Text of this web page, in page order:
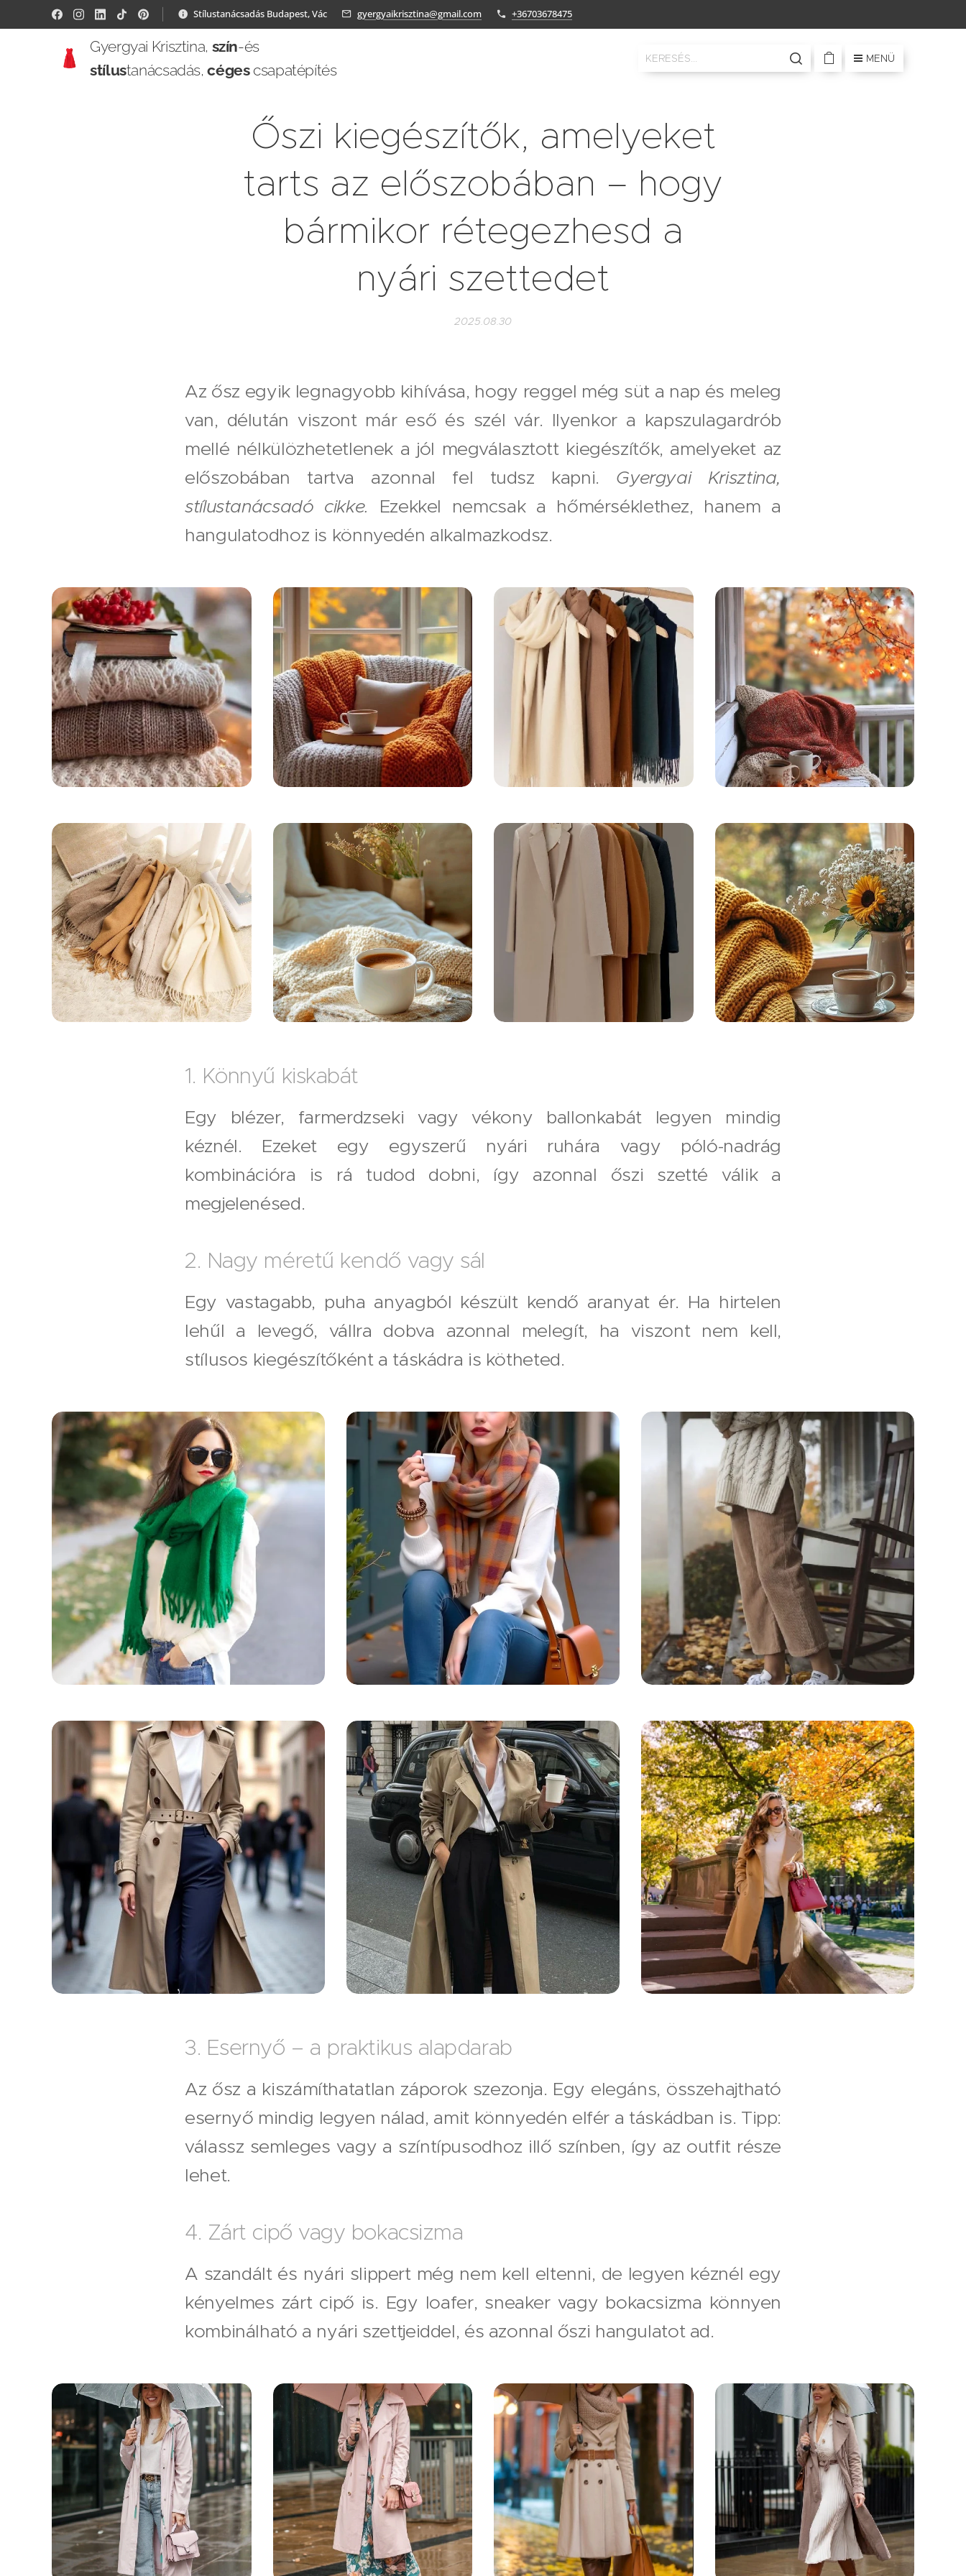
Stílustanácsadás Budapest, Vác gyergyaikrisztina@gmail.com +36703678475
Gyergyai Krisztina, szín-és
stílustanácsadás,cégescsapatépítés
MENÜ
Őszi kiegészítők, amelyeket
tarts az előszobában – hogy
bármikor rétegezhesd a
nyári szettedet
2025.08.30
Az ősz egyik legnagyobb kihívása, hogy reggel még süt a nap és meleg
van, délután viszont már eső és szél vár. Ilyenkor a kapszulagardrób
mellé nélkülözhetetlenek a jól megválasztott kiegészítők, amelyeket az
előszobában tartva azonnal fel tudsz kapni. Gyergyai Krisztina,
stílustanácsadó cikke. Ezekkel nemcsak a hőmérséklethez, hanem a
hangulatodhoz is könnyedén alkalmazkodsz.
1. Könnyű kiskabát
Egy blézer, farmerdzseki vagy vékony ballonkabát legyen mindig
kéznél. Ezeket egy egyszerű nyári ruhára vagy póló-nadrág
kombinációra is rá tudod dobni, így azonnal őszi szetté válik a
megjelenésed.
2. Nagy méretű kendő vagy sál
Egy vastagabb, puha anyagból készült kendő aranyat ér. Ha hirtelen
lehűl a levegő, vállra dobva azonnal melegít, ha viszont nem kell,
stílusos kiegészítőként a táskádra is kötheted.
3. Esernyő – a praktikus alapdarab
Az ősz a kiszámíthatatlan záporok szezonja. Egy elegáns, összehajtható
esernyő mindig legyen nálad, amit könnyedén elfér a táskádban is. Tipp:
válassz semleges vagy a színtípusodhoz illő színben, így az outfit része
lehet.
4. Zárt cipő vagy bokacsizma
A szandált és nyári slippert még nem kell eltenni, de legyen kéznél egy
kényelmes zárt cipő is. Egy loafer, sneaker vagy bokacsizma könnyen
kombinálható a nyári szettjeiddel, és azonnal őszi hangulatot ad.